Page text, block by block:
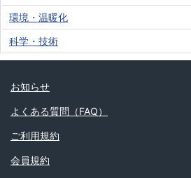
環境・温暖化
科学・技術
お知らせ
よくある質問（FAQ）
ご利用規約
会員規約